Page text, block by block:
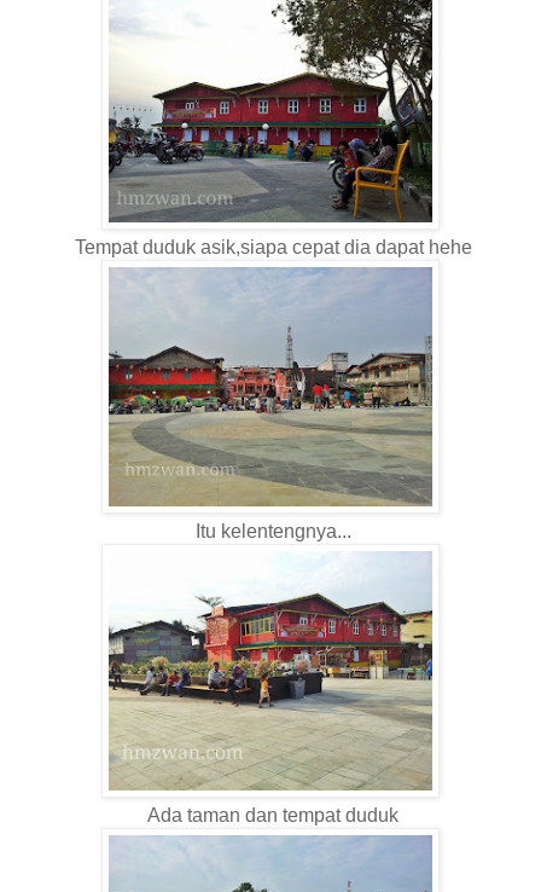
Tempat duduk asik,siapa cepat dia dapat hehe
Itu kelentengnya...
Ada taman dan tempat duduk